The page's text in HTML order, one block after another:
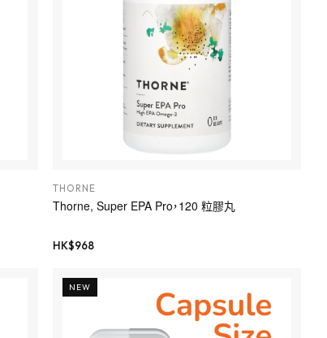
THORNE
Thorne, Super EPA Pro，120 粒膠丸
HK$968
NEW